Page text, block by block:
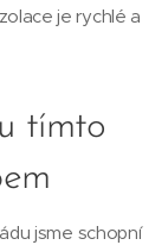
je rychlé a
tímto
jsme schopní